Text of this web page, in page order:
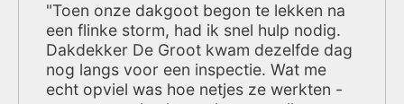
"Toen onze dakgoot begon te lekken na
een flinke storm, had ik snel hulp nodig.
Dakdekker De Groot kwam dezelfde dag
nog langs voor een inspectie. Wat me
echt opviel was hoe netjes ze werkten -